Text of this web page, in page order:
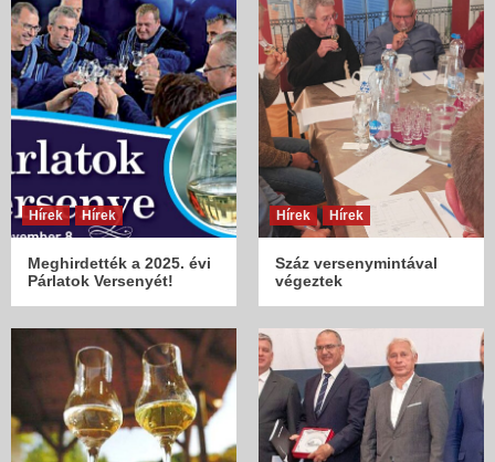
Hírek Hírek
Meghirdették a 2025. évi
Párlatok Versenyét!
Hírek Hírek
Száz versenymintával
végeztek